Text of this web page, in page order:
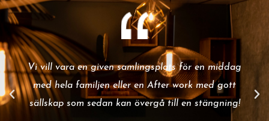
Vi vill vara en given samlingsplats för en middag
med hela familjen eller en After work med gott
sällskap som sedan kan övergå till en stängning!